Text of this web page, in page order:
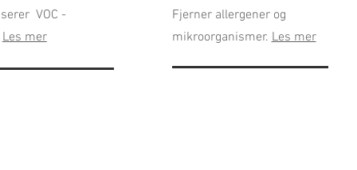
VOC -
Les mer
Fjerner allergener og
mikroorganismer.Les mer